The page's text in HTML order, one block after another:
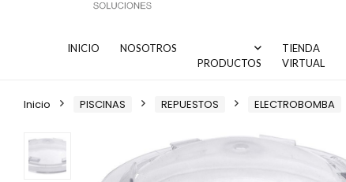
INICIO
NOSOTROS
PRODUCTOS
TIENDA
VIRTUAL
Inicio PISCINAS REPUESTOS ELECTROBOMBA